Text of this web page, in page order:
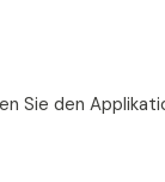
Sie den